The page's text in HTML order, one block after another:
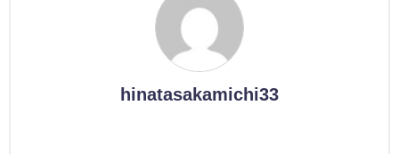
hinatasakamichi33